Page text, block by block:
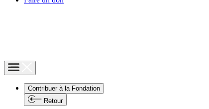
Contribuer à la Fondation
Retour